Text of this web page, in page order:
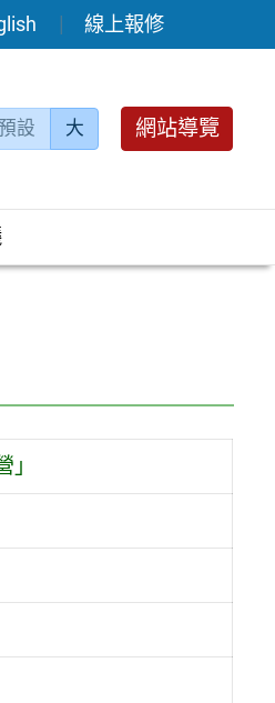
線上報修
設 大 網站導覽